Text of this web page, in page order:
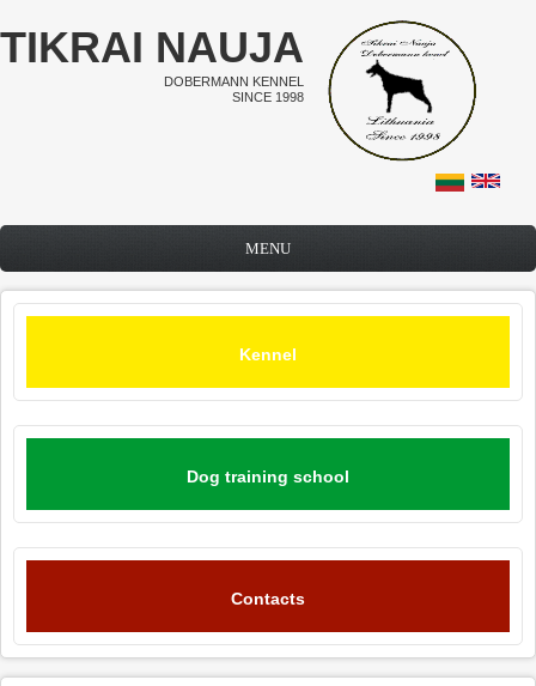
Skip to main content
TIKRAI NAUJA
DOBERMANN KENNEL
SINCE 1998
MENU
Kennel
Dog training school
Contacts